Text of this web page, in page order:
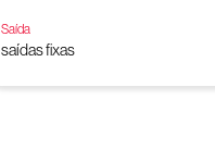
Saída
saídas fixas